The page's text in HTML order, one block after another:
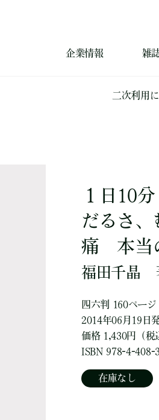
企業情報 雑
二次利用
１日10
だるさ、
痛 本当
福田千晶
四六判 160ページ
2014年06月19日
価格 1,430円（税
ISBN 978-4-408-
在庫なし